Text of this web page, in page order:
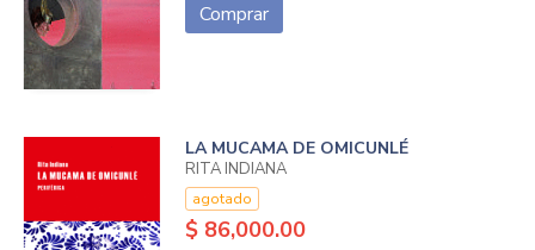
Comprar
LA MUCAMA DE OMICUNLÉ
RITA INDIANA
agotado
$ 86,000.00